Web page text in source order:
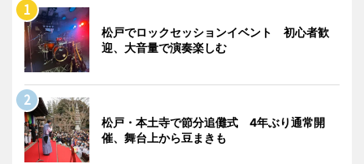
松戸でロックセッションイベント 初心者歓
迎、大音量で演奏楽しむ
松戸・本土寺で節分追儺式 4年ぶり通常開
催、舞台上から豆まきも